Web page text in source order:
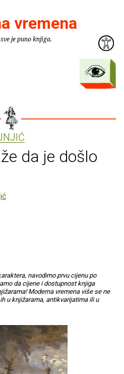
vremena
je puno knjiga.
da je došlo
navodimo prvu cijenu po
da cijene i dostupnost knjiga
Moderna vremena više se ne
u knjižarama, antikvarijatima ili u